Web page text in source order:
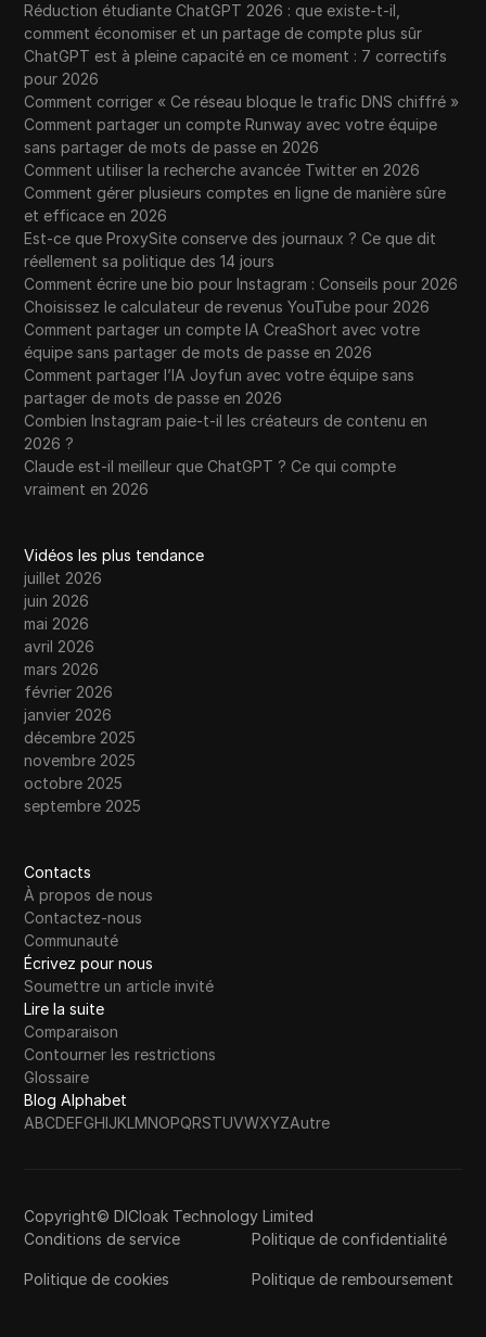
Réduction étudiante ChatGPT 2026 : que existe-t-il,
comment économiser et un partage de compte plus sûr
ChatGPT est à pleine capacité en ce moment : 7 correctifs
pour 2026
Comment corriger « Ce réseau bloque le trafic DNS chiffré »
Comment partager un compte Runway avec votre équipe
sans partager de mots de passe en 2026
Comment utiliser la recherche avancée Twitter en 2026
Comment gérer plusieurs comptes en ligne de manière sûre
et efficace en 2026
Est-ce que ProxySite conserve des journaux ? Ce que dit
réellement sa politique des 14 jours
Comment écrire une bio pour Instagram : Conseils pour 2026
Choisissez le calculateur de revenus YouTube pour 2026
Comment partager un compte IA CreaShort avec votre
équipe sans partager de mots de passe en 2026
Comment partager l’IA Joyfun avec votre équipe sans
partager de mots de passe en 2026
Combien Instagram paie-t-il les créateurs de contenu en
2026 ?
Claude est-il meilleur que ChatGPT ? Ce qui compte
vraiment en 2026
Vidéos les plus tendance
juillet 2026
juin 2026
mai 2026
avril 2026
mars 2026
février 2026
janvier 2026
décembre 2025
novembre 2025
octobre 2025
septembre 2025
Contacts
À propos de nous
Contactez-nous
Communauté
Écrivez pour nous
Soumettre un article invité
Lire la suite
Comparaison
Contourner les restrictions
Glossaire
Blog Alphabet
ABCDEFGHIJKLMNOPQRSTUVWXYZAutre
Copyright© DICloak Technology Limited
Conditions de service
Politique de confidentialité
Politique de cookies Politique de remboursement